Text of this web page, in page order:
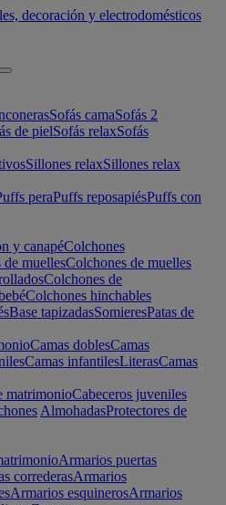
Sofás camaSofás 2
de pielSofás relaxSofás
Sillones relaxSillones relax
peraPuffs reposapiésPuffs con
y canapéColchones
de muellesColchones de muelles
Colchones de
Colchones hinchables
Base tapizadasSomieresPatas de
Camas doblesCamas
Camas infantilesLiterasCamas
matrimonioCabeceros juveniles
AlmohadasProtectores de
Armarios puertas
correderasArmarios
Armarios esquinerosArmarios